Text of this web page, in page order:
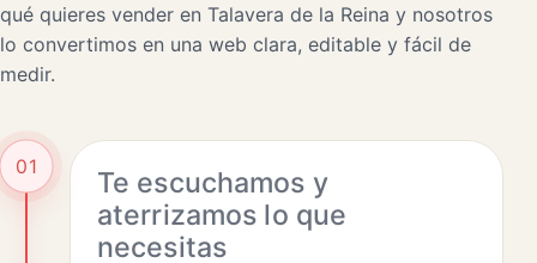
qué quieres vender en Talavera de la Reina y nosotros
lo convertimos en una web clara, editable y fácil de
medir.
01
Te escuchamos y
aterrizamos lo que
necesitas